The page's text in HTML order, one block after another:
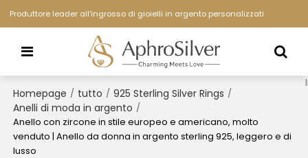
Produttore leader all'ingrosso di gioielli in argento personalizzati
Homepage / tutto / 925 Sterling Silver Rings /
Anelli di moda in argento /
Anello con zircone in stile europeo e americano, molto
venduto | Anello da donna in argento sterling 925, leggero e di
lusso